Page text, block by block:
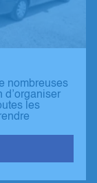
nombreuses
d’organiser
les